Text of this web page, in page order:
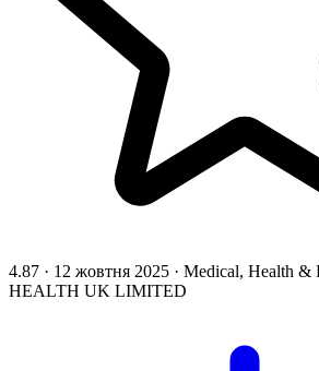
4.87 · 12 жовтня 2025 · Medical, Health &
HEALTH UK LIMITED